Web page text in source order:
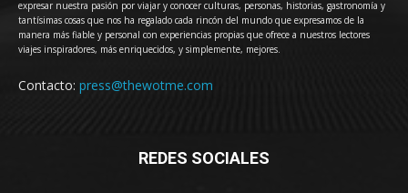
expresar nuestra pasión por viajar y conocer culturas, personas, historias, gastronomía y
tantísimas cosas que nos ha regalado cada rincón del mundo que expresamos de la
manera más fiable y personal con experiencias propias que ofrece a nuestros lectores
viajes inspiradores, más enriquecidos, y simplemente, mejores.
Contacto: press@thewotme.com
REDES SOCIALES